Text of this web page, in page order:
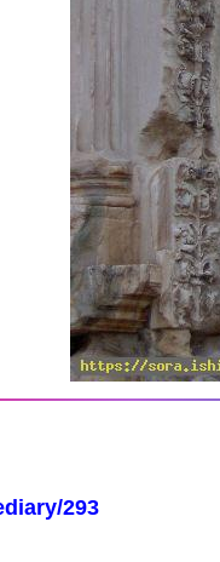
293